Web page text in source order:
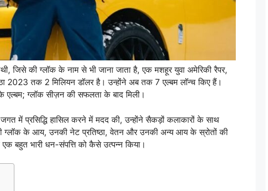
जिसे की ग्लॉक के नाम से भी जाना जाता है, एक मशहूर युवा अमेरिकी रैपर,
2023 तक 2 मिलियन डॉलर है। उन्होंने अब तक 7 एल्बम लॉन्च किए हैं।
ग्लॉक सीज़न की सफलता के बाद मिली।
में प्रसिद्धि हासिल करने में मदद की, उन्होंने सैकड़ों कलाकारों के साथ
ग्लॉक के आय, उनकी नेट प्रतिष्ठा, वेतन और उनकी अन्य आय के स्रोतों की
बहुत भारी धन-संपत्ति को कैसे उत्पन्न किया।